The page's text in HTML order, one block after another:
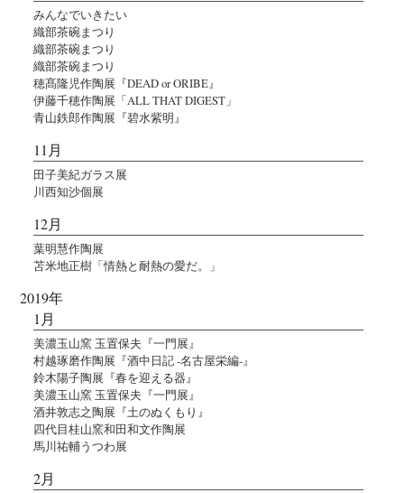
みんなでいきたい
織部茶碗まつり
織部茶碗まつり
織部茶碗まつり
穂髙隆児作陶展『DEAD or ORIBE』
伊藤千穂作陶展「ALL THAT DIGEST」
青山鉄郎作陶展『碧水紫明』
11月
田子美紀ガラス展
川西知沙個展
12月
葉明慧作陶展
苫米地正樹「情熱と耐熱の愛だ。」
2019年
1月
美濃玉山窯 玉置保夫『一門展』
村越琢磨作陶展『酒中日記 -名古屋栄編-』
鈴木陽子陶展『春を迎える器』
美濃玉山窯 玉置保夫『一門展』
酒井敦志之陶展『土のぬくもり』
四代目桂山窯和田和文作陶展
馬川祐輔うつわ展
2月